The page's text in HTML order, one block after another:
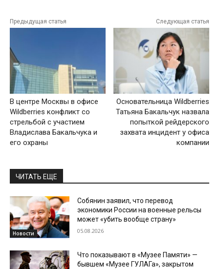
Предыдущая статья
В центре Москвы в офисе
Wildberries конфликт со
стрельбой с участием
Владислава Бакальчука и
его охраны
Следующая статья
Основательница Wildberries
Татьяна Бакальчук назвала
попыткой рейдерского
захвата инцидент у офиса
компании
ЧИТАТЬ ЕЩЕ
Новости
Собянин заявил, что перевод
экономики России на военные рельсы
может «убить вообще страну»
05.08.2026
Что показывают в «Музее Памяти» —
бывшем «Музее ГУЛАГа», закрытом